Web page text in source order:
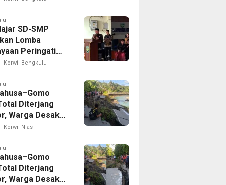
SD-SMP
Lomba
Peringati
81 di Bengkulu
Korwil Bengkulu
Diterjang
Warga Desak
Nias Selatan
Korwil Nias
Diterjang
Warga Desak